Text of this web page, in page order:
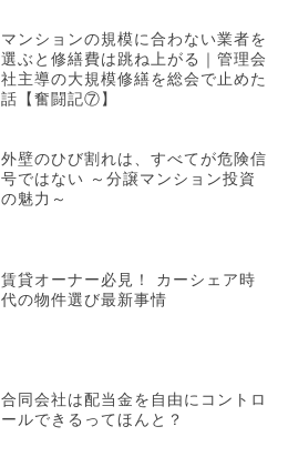
マンションの規模に合わない業者を
選ぶと修繕費は跳ね上がる｜管理会
社主導の大規模修繕を総会で止めた
話【奮闘記⑦】
外壁のひび割れは、すべてが危険信
号ではない ～分譲マンション投資
の魅力～
賃貸オーナー必見！ カーシェア時
代の物件選び最新事情
合同会社は配当金を自由にコントロ
ールできるってほんと？